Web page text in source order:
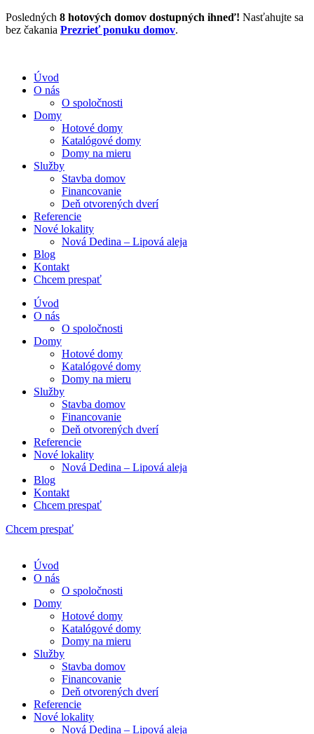
Preskočiť
na
Posledných 8 hotových domov dostupných ihneď! Nasťahujte sa
bez čakania Prezrieť ponuku domov.
Úvod
O nás
O spoločnosti
Domy
Hotové domy
Katalógové domy
Domy na mieru
Služby
Stavba domov
Financovanie
Deň otvorených dverí
Referencie
Nové lokality
Nová Dedina – Lipová aleja
Blog
Kontakt
Chcem prespať
Úvod
O nás
O spoločnosti
Domy
Hotové domy
Katalógové domy
Domy na mieru
Služby
Stavba domov
Financovanie
Deň otvorených dverí
Referencie
Nové lokality
Nová Dedina – Lipová aleja
Blog
Kontakt
Chcem prespať
Chcem prespať
Úvod
O nás
O spoločnosti
Domy
Hotové domy
Katalógové domy
Domy na mieru
Služby
Stavba domov
Financovanie
Deň otvorených dverí
Referencie
Nové lokality
Nová Dedina – Lipová aleja